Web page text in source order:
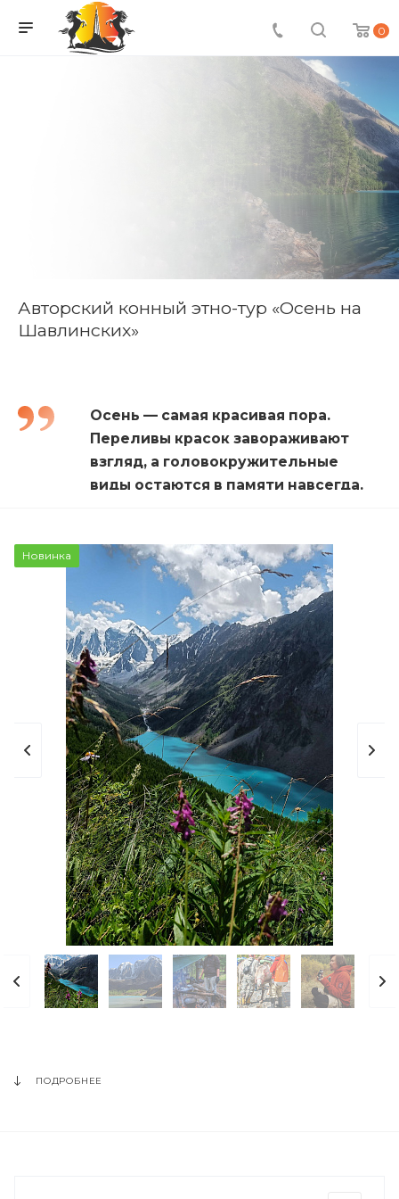
0
Авторский конный этно-тур «Осень на
Шавлинских»
Осень — самая красивая пора.
Переливы красок завораживают
взгляд, а головокружительные
виды остаются в памяти навсегда.
«Мадай-Кара», игра на топшуре,
авторские песни у костра, которые
надолго останутся в вашем сердце.
ПОДРОБНЕЕ
Новинка